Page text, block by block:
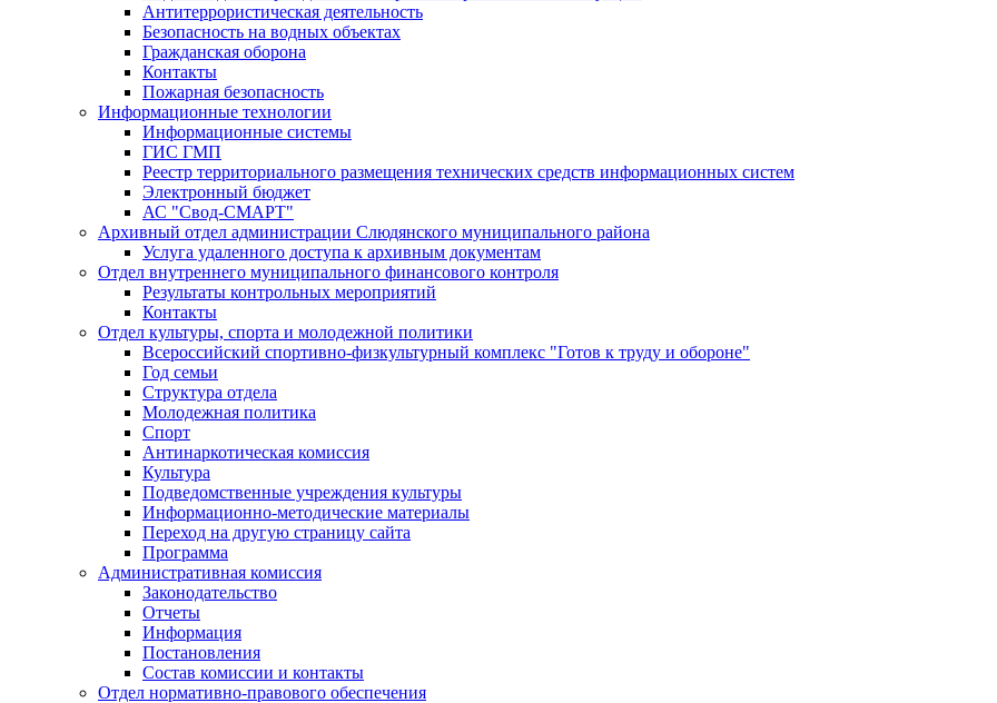
Антитеррористическая деятельность
Безопасность на водных объектах
Гражданская оборона
Контакты
Пожарная безопасность
Информационные технологии
Информационные системы
ГИС ГМП
Реестр территориального размещения технических средств информационных систем
Электронный бюджет
АС "Свод-СМАРТ"
Архивный отдел администрации Слюдянского муниципального района
Услуга удаленного доступа к архивным документам
Отдел внутреннего муниципального финансового контроля
Результаты контрольных мероприятий
Контакты
Отдел культуры, спорта и молодежной политики
Всероссийский спортивно-физкультурный комплекс "Готов к труду и обороне"
Год семьи
Структура отдела
Молодежная политика
Спорт
Антинаркотическая комиссия
Культура
Подведомственные учреждения культуры
Информационно-методические материалы
Переход на другую страницу сайта
Программа
Административная комиссия
Законодательство
Отчеты
Информация
Постановления
Состав комиссии и контакты
Отдел нормативно-правового обеспечения